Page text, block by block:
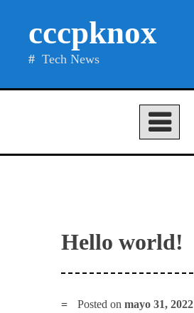
cccpknox
Tech News
Hello world!
Posted onmayo 31, 2022